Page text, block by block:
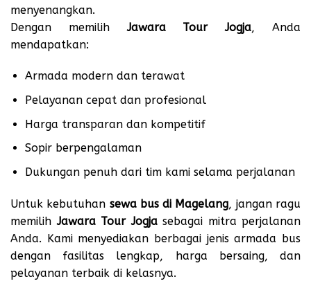
menyenangkan.
Dengan memilihJawara Tour Jogja, Anda
mendapatkan:
Armada modern dan terawat
Pelayanan cepat dan profesional
Harga transparan dan kompetitif
Sopir berpengalaman
Dukungan penuh dari tim kami selama perjalanan
Untuk kebutuhan sewa bus di Magelang, jangan ragu
memilihJawara Tour Jogjasebagai mitra perjalanan
Anda. Kami menyediakan berbagai jenis armada bus
dengan fasilitas lengkap, harga bersaing, dan
pelayanan terbaik di kelasnya.